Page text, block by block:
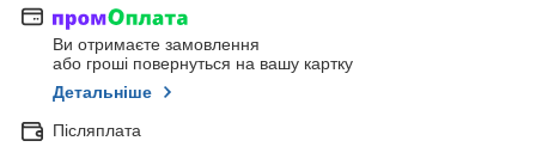
Ви отримаєте замовлення
або гроші повернуться на вашу картку
Детальніше
Післяплата